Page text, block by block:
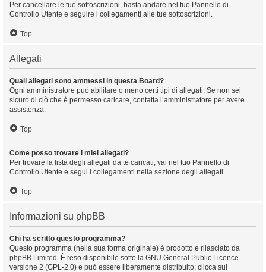
Per cancellare le tue sottoscrizioni, basta andare nel tuo Pannello di
Controllo Utente e seguire i collegamenti alle tue sottoscrizioni.
Top
Allegati
Quali allegati sono ammessi in questa Board?
Ogni amministratore può abilitare o meno certi tipi di allegati. Se non sei
sicuro di ciò che è permesso caricare, contatta l’amministratore per avere
assistenza.
Top
Come posso trovare i miei allegati?
Per trovare la lista degli allegati da te caricati, vai nel tuo Pannello di
Controllo Utente e segui i collegamenti nella sezione degli allegati.
Top
Informazioni su phpBB
Chi ha scritto questo programma?
Questo programma (nella sua forma originale) è prodotto e rilasciato da
phpBB Limited . È reso disponibile sotto la GNU General Public Licence
versione 2 (GPL-2.0) e può essere liberamente distribuito; clicca sul